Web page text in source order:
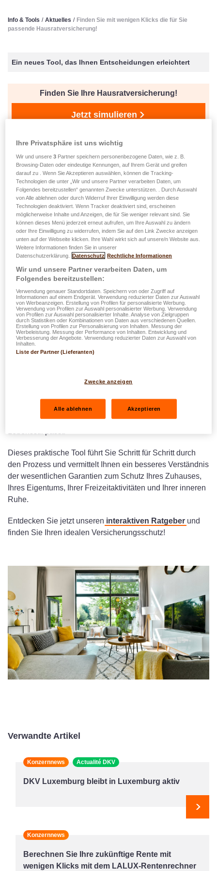
Info & Tools / Aktuelles / Finden Sie mit wenigen Klicks die für Sie
passende Hausratversicherung!
Ein neues Tool, das Ihnen Entscheidungen erleichtert
Finden Sie Ihre Hausratversicherung!
Jetzt simulieren
veröffentlicht am 30.09.2025
Finden Sie mit wenigen Klicks
die für Sie passende
Hausratversicherung!
Ein neues Tool, das Ihnen Entscheidungen
erleichtert
Es ist nicht immer einfach, die richtige
Hausratversicherung für Ihre Bedürfnisse und Ihr Zuhause
zu finden. Haus oder Wohnung? Mieter oder Eigentümer?
Liebhaber sanfter Mobilität, Vielreisender oder
Uhrensammler...? Jede Situation ist einzigartig – und Ihre
Hausratversicherung sollte es auch sein!
Aus diesem Grund hat LALUX ein interaktives, einfaches
Mit wenigen Klicks finden Sie die
easyPROTECT Haus
und Wohnung Formel, die am besten zu Ihnen und Ihrem
Dieses praktische Tool führt Sie Schritt für Schritt durch
den Prozess und vermittelt Ihnen ein besseres Verständnis
der wesentlichen Garantien zum Schutz Ihres Zuhauses,
Ihres Eigentums, Ihrer Freizeitaktivitäten und Ihrer inneren
Ruhe.
Entdecken Sie jetzt unseren interaktiven Ratgeber und
finden Sie Ihren idealen Versicherungsschutz!
Verwandte Artikel
Konzernnews Actualité DKV
DKV Luxemburg bleibt in Luxemburg aktiv
Konzernnews
Berechnen Sie Ihre zukünftige Rente mit
wenigen Klicks mit dem LALUX-Rentenrechner
Ihre Privatsphäre ist uns wichtig
Wir und unsere3 Partner speichern personenbezogene Daten, wie z. B.
Browsing-Daten oder eindeutige Kennungen, auf Ihrem Gerät und greifen
darauf zu . Wenn Sie Akzeptieren auswählen, können die Tracking-
Technologien die unter „Wir und unsere Partner verarbeiten Daten, um
Folgendes bereitzustellen“ genannten Zwecke unterstützen. . Durch Auswahl
von Alle ablehnen oder durch Widerruf Ihrer Einwilligung werden diese
Technologien deaktiviert. Wenn Tracker deaktiviert sind, erscheinen
möglicherweise Inhalte und Anzeigen, die für Sie weniger relevant sind. Sie
können dieses Menü jederzeit erneut aufrufen, um Ihre Auswahl zu ändern
oder Ihre Einwilligung zu widerrufen, indem Sie auf den Link Zwecke anzeigen
unten auf der Webseite klicken. Ihre Wahl wirkt sich auf unsere/n Website aus.
Weitere Informationen finden Sie in unserer
Datenschutzerklärung.
Datenschutz Rechtliche Informationen
Wir und unsere Partner verarbeiten Daten, um
Folgendes bereitzustellen:
Verwendung genauer Standortdaten. Speichern von oder Zugriff auf
Informationen auf einem Endgerät. Verwendung reduzierter Daten zur Auswahl
von Werbeanzeigen. Erstellung von Profilen für personalisierte Werbung.
Verwendung von Profilen zur Auswahl personalisierter Werbung. Verwendung
von Profilen zur Auswahl personalisierter Inhalte. Analyse von Zielgruppen
durch Statistiken oder Kombinationen von Daten aus verschiedenen Quellen.
Erstellung von Profilen zur Personalisierung von Inhalten. Messung der
Werbeleistung. Messung der Performance von Inhalten. Entwicklung und
Verbesserung der Angebote. Verwendung reduzierter Daten zur Auswahl von
Inhalten.
Liste der Partner (Lieferanten)
Zwecke anzeigen
Alle ablehnen Akzeptieren